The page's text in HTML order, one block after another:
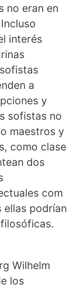
no eran en
interés
a
y
sofistas no
maestros y
como clase
dos
com
ellas podrían
Wilhelm
los